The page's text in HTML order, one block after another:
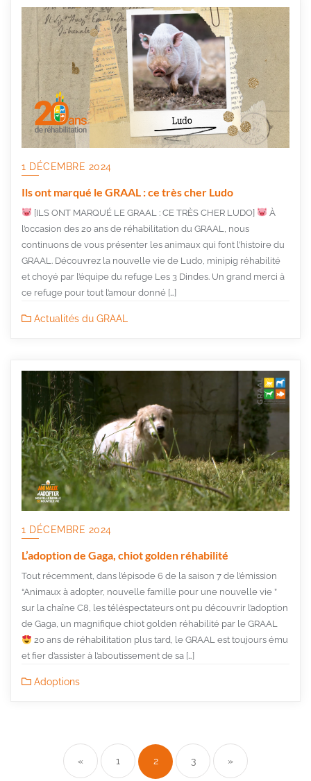
1 DÉCEMBRE 2024
Ils ont marqué le GRAAL : ce très cher Ludo
[ILS ONT MARQUÉ LE GRAAL : CE TRÈS CHER LUDO]
À
l’occasion des 20 ans de réhabilitation du GRAAL, nous
continuons de vous présenter les animaux qui font l’histoire du
GRAAL. Découvrez la nouvelle vie de Ludo, minipig réhabilité
et choyé par l’équipe du refuge Les 3 Dindes. Un grand merci à
ce refuge pour tout l’amour donné […]
Actualités du GRAAL
1 DÉCEMBRE 2024
L’adoption de Gaga, chiot golden réhabilité
Tout récemment, dans l’épisode 6 de la saison 7 de l’émission
“Animaux à adopter, nouvelle famille pour une nouvelle vie ”
sur la chaîne C8, les téléspectateurs ont pu découvrir l’adoption
de Gaga, un magnifique chiot golden réhabilité par le GRAAL
20 ans de réhabilitation plus tard, le GRAAL est toujours ému
et fier d’assister à l’aboutissement de sa […]
Adoptions
des
publications
« 1 2 3 »